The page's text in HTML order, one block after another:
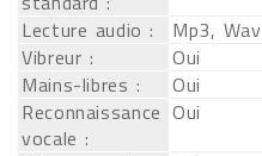
Lecture audio :
Mp3, Wav
Vibreur :
Oui
Mains-libres :
Oui
Reconnaissance
vocale :
Oui